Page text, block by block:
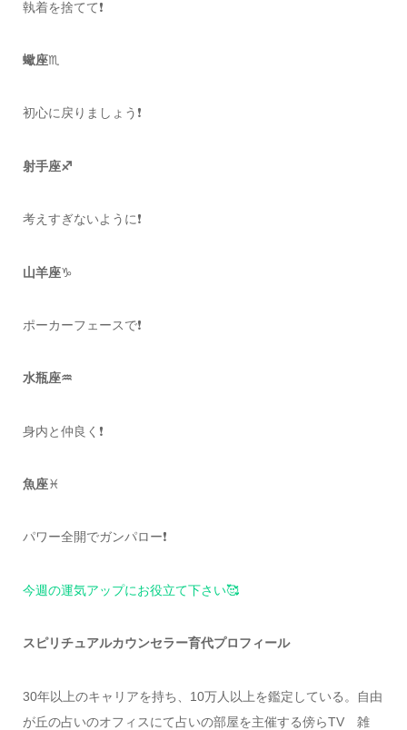
執着を捨てて❗️
蠍座♏️
初心に戻りましょう❗️
射手座♐️
考えすぎないように❗️
山羊座♑️
ポーカーフェースで❗️
水瓶座♒️
身内と仲良く❗️
魚座♓️
パワー全開でガンパロー❗️
今週の運気アップにお役立て下さい🥰
スピリチュアルカウンセラー育代プロフィール
30年以上のキャリアを持ち、10万人以上を鑑定している。自由
が丘の占いのオフィスにて占いの部屋を主催する傍らTV 雑